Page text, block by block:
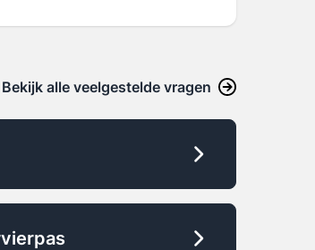
Bekijk alle veelgestelde vragen